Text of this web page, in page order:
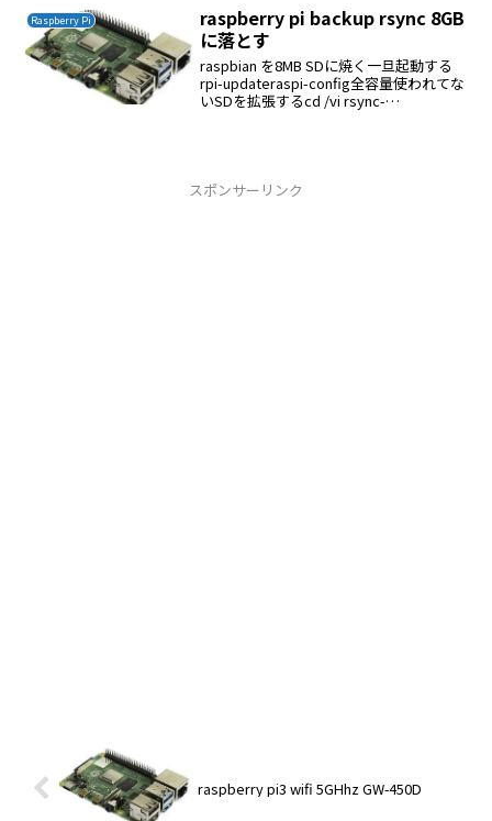
Raspberry Pi
raspberry pi backup rsync 8GB
に落とす
raspbian を8MB SDに焼く一旦起動する
rpi-updateraspi-config全容量使われてな
いSDを拡張するcd /vi rsync-
スポンサーリンク
raspberry pi3 wifi 5GHhz GW-450D